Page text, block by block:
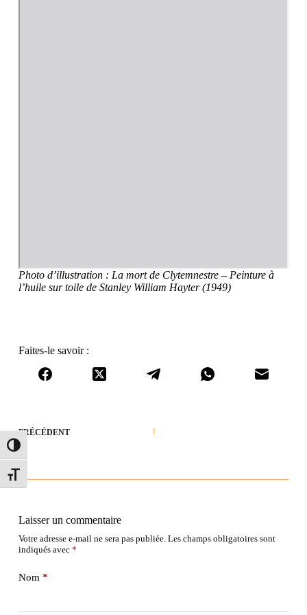
Passer en contraste élevé
Changer la taille de la police
Photo d’illustration : La mort de Clytemnestre – Peinture à
l’huile sur toile de Stanley William Hayter (1949)
Faites-le savoir :
PRÉCÉDENT
Laisser un commentaire
Votre adresse e-mail ne sera pas publiée. Les champs obligatoires sont
indiqués avec *
Nom *